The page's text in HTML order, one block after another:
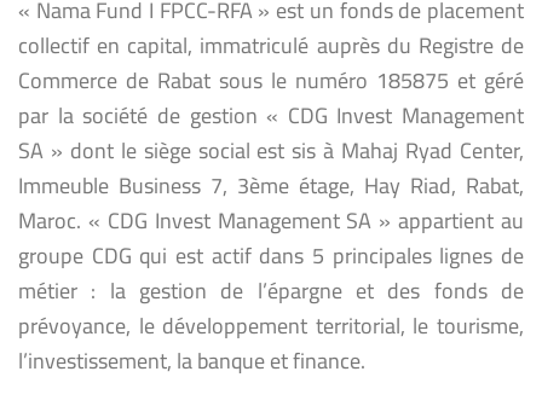
« Nama Fund I FPCC-RFA » est un fonds de placement
collectif en capital, immatriculé auprès du Registre de
Commerce de Rabat sous le numéro 185875 et géré
par la société de gestion « CDG Invest Management
SA » dont le siège social est sis à Mahaj Ryad Center,
Immeuble Business 7, 3ème étage, Hay Riad, Rabat,
Maroc. « CDG Invest Management SA » appartient au
groupe CDG qui est actif dans 5 principales lignes de
métier : la gestion de l’épargne et des fonds de
prévoyance, le développement territorial, le tourisme,
l’investissement, la banque et finance.